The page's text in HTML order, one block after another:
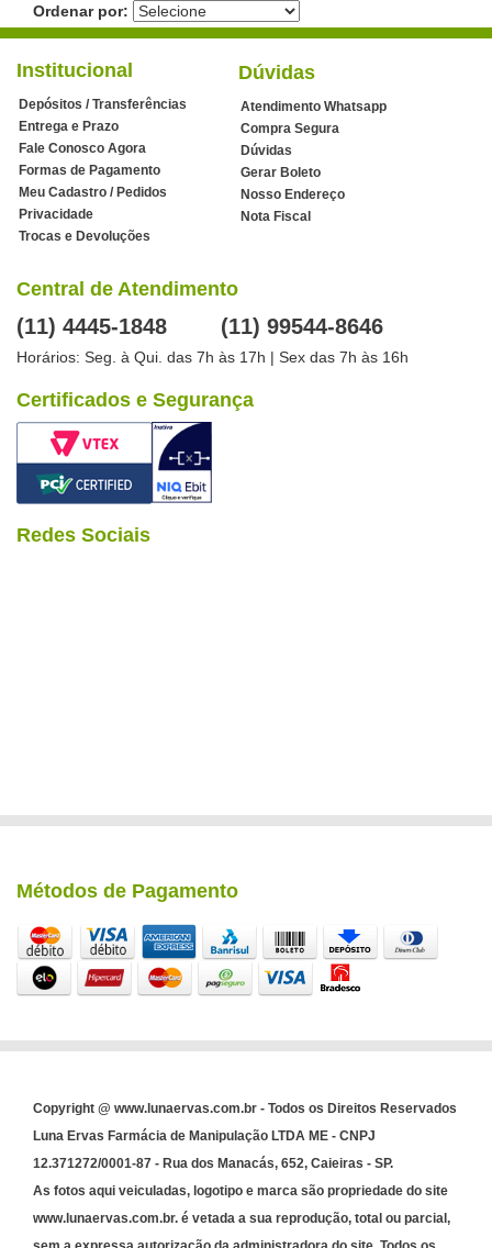
Ordenar por:
Institucional
Depósitos / Transferências
Entrega e Prazo
Fale Conosco Agora
Formas de Pagamento
Meu Cadastro / Pedidos
Privacidade
Trocas e Devoluções
Dúvidas
Atendimento Whatsapp
Compra Segura
Dúvidas
Gerar Boleto
Nosso Endereço
Nota Fiscal
Central de Atendimento
(11) 4445-1848 (11) 99544-8646
Horários: Seg. à Qui. das 7h às 17h | Sex das 7h às 16h
Certificados e Segurança
Redes Sociais
Métodos de Pagamento
Copyright @ www.lunaervas.com.br - Todos os Direitos Reservados
Luna Ervas Farmácia de Manipulação LTDA ME - CNPJ
12.371272/0001-87 - Rua dos Manacás, 652, Caieiras - SP.
As fotos aqui veiculadas, logotipo e marca são propriedade do site
www.lunaervas.com.br. é vetada a sua reprodução, total ou parcial,